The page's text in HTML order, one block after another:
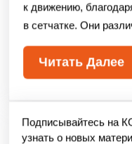
к движению,
в сетчатке. Они
Читать Далее
Подписывайтесь на
узнать о новых